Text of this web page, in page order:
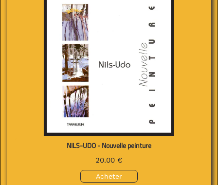
NILS-UDO - Nouvelle peinture
20.00 €
Acheter